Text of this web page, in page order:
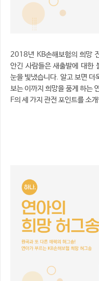
2018년 KB손해보험의 희망
안긴 사람들은 새출발에 대한
눈을 빛냈습니다. 알고 보면 더
보는 이까지 희망을 품게 하는
F의 세 가지 관전 포인트를 소